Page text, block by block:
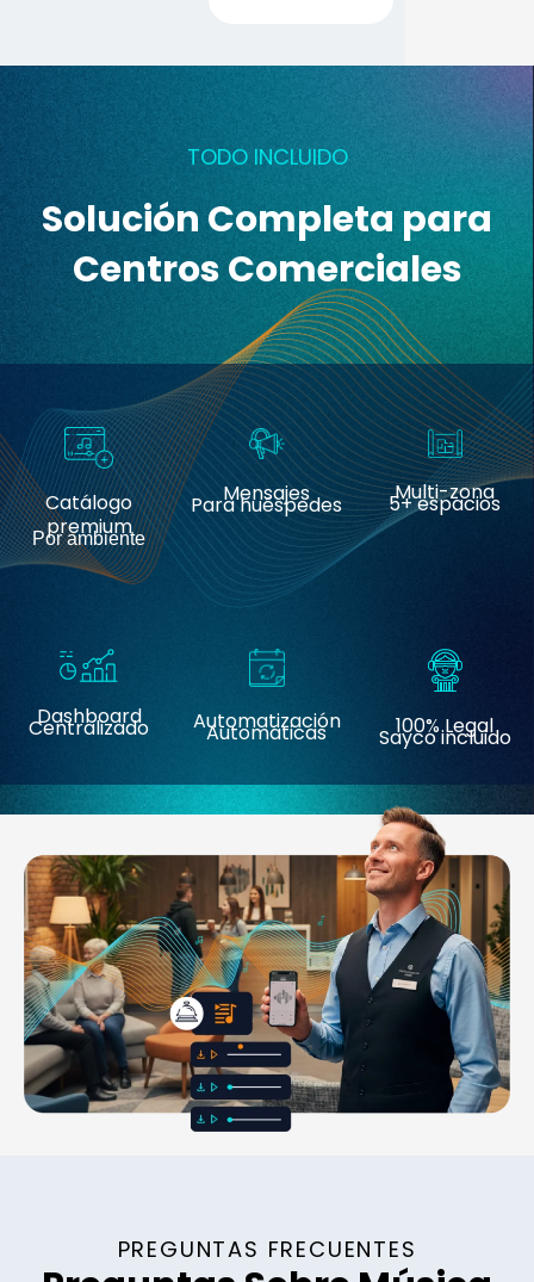
TODO INCLUIDO
Solución Completa para
Centros Comerciales
Catálogo
premium
Por ambiente
Mensajes
Para huéspedes Multi-zona
5+ espacios
Dashboard
Centralizado Automatización
Automáticas 100% Legal
Sayco incluido
PREGUNTAS FRECUENTES